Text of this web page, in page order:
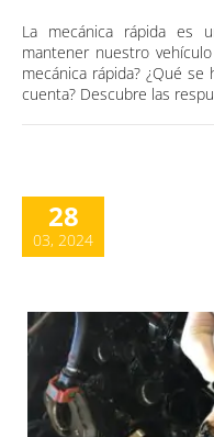
La mecánica rápida es
mantener nuestro
mecánica rápida? ¿Qué
cuenta? Descubre las
28
03, 2024